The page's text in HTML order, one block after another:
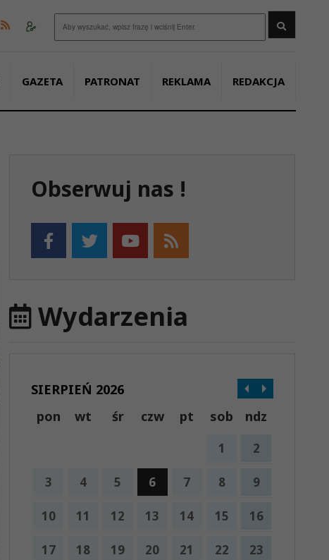
GAZETA PATRONAT REKLAMA REDAKCJA
Obserwuj nas !
Wydarzenia
SIERPIEŃ 2026
pon
wt śr czw pt sob ndz
1 2
3 4 5 6 7 8 9
10 11 12 13 14 15 16
17 18 19 20 21 22 23